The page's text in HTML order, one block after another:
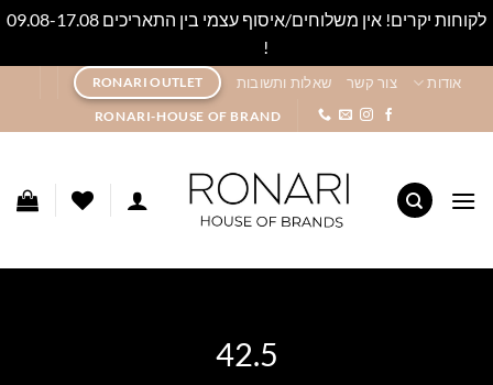
לקוחות יקרים! אין משלוחים/איסוף עצמי בין התאריכים 09.08-17.08
!
content
אודות צור קשר שאלות ותשובות RONARI OUTLET
RONARI-HOUSE OF BRAND
42.5